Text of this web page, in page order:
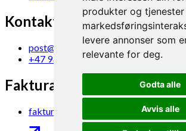
produkter og
levere annonser som
relevante for deg.
Godta alle
Avvis alle
Kontakt oss
post@norsok.no
+47 930 09 884
Fakturamottak
faktura@norsok.no